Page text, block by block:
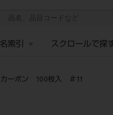
索引 スクロールで探す
ーボン 100枚入 ＃11